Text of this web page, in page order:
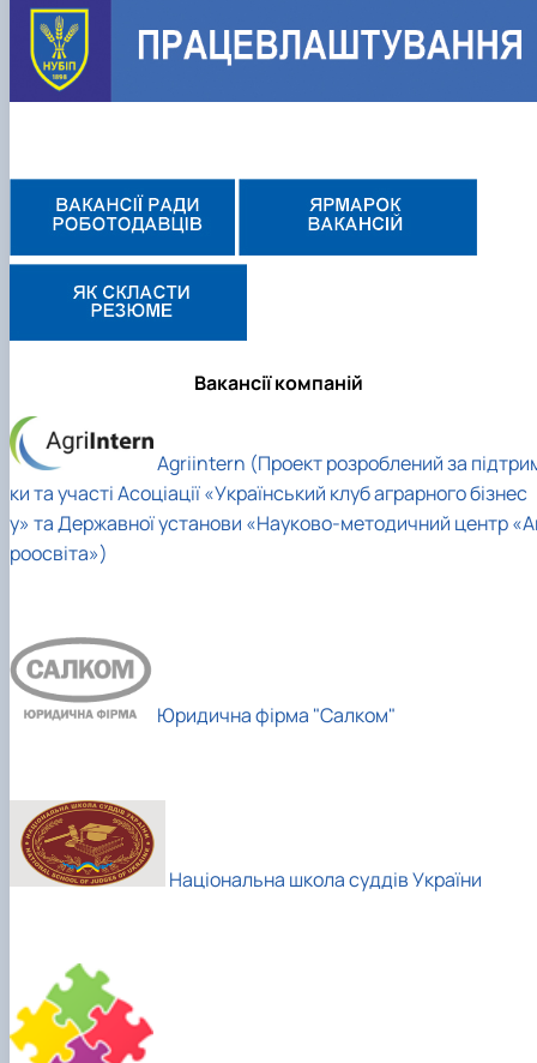
Вакансії компаній
Agriintеrn (Проект розроблений за
ки та участі Асоціації «Український клуб аграрного бізнес
у» та Державної установи «Науково-методичний центр
роосвіта»)
Юридична фірма "Салком"
Національна школа суддів України